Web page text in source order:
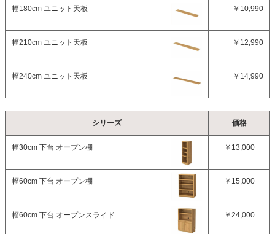
幅180cm ユニット天板 ￥10,990
幅210cm ユニット天板 ￥12,990
幅240cm ユニット天板 ￥14,990
シリーズ 価格
幅30cm 下台 オープン棚 ￥13,000
幅60cm 下台 オープン棚 ￥15,000
幅60cm 下台 オープンスライド ￥24,000